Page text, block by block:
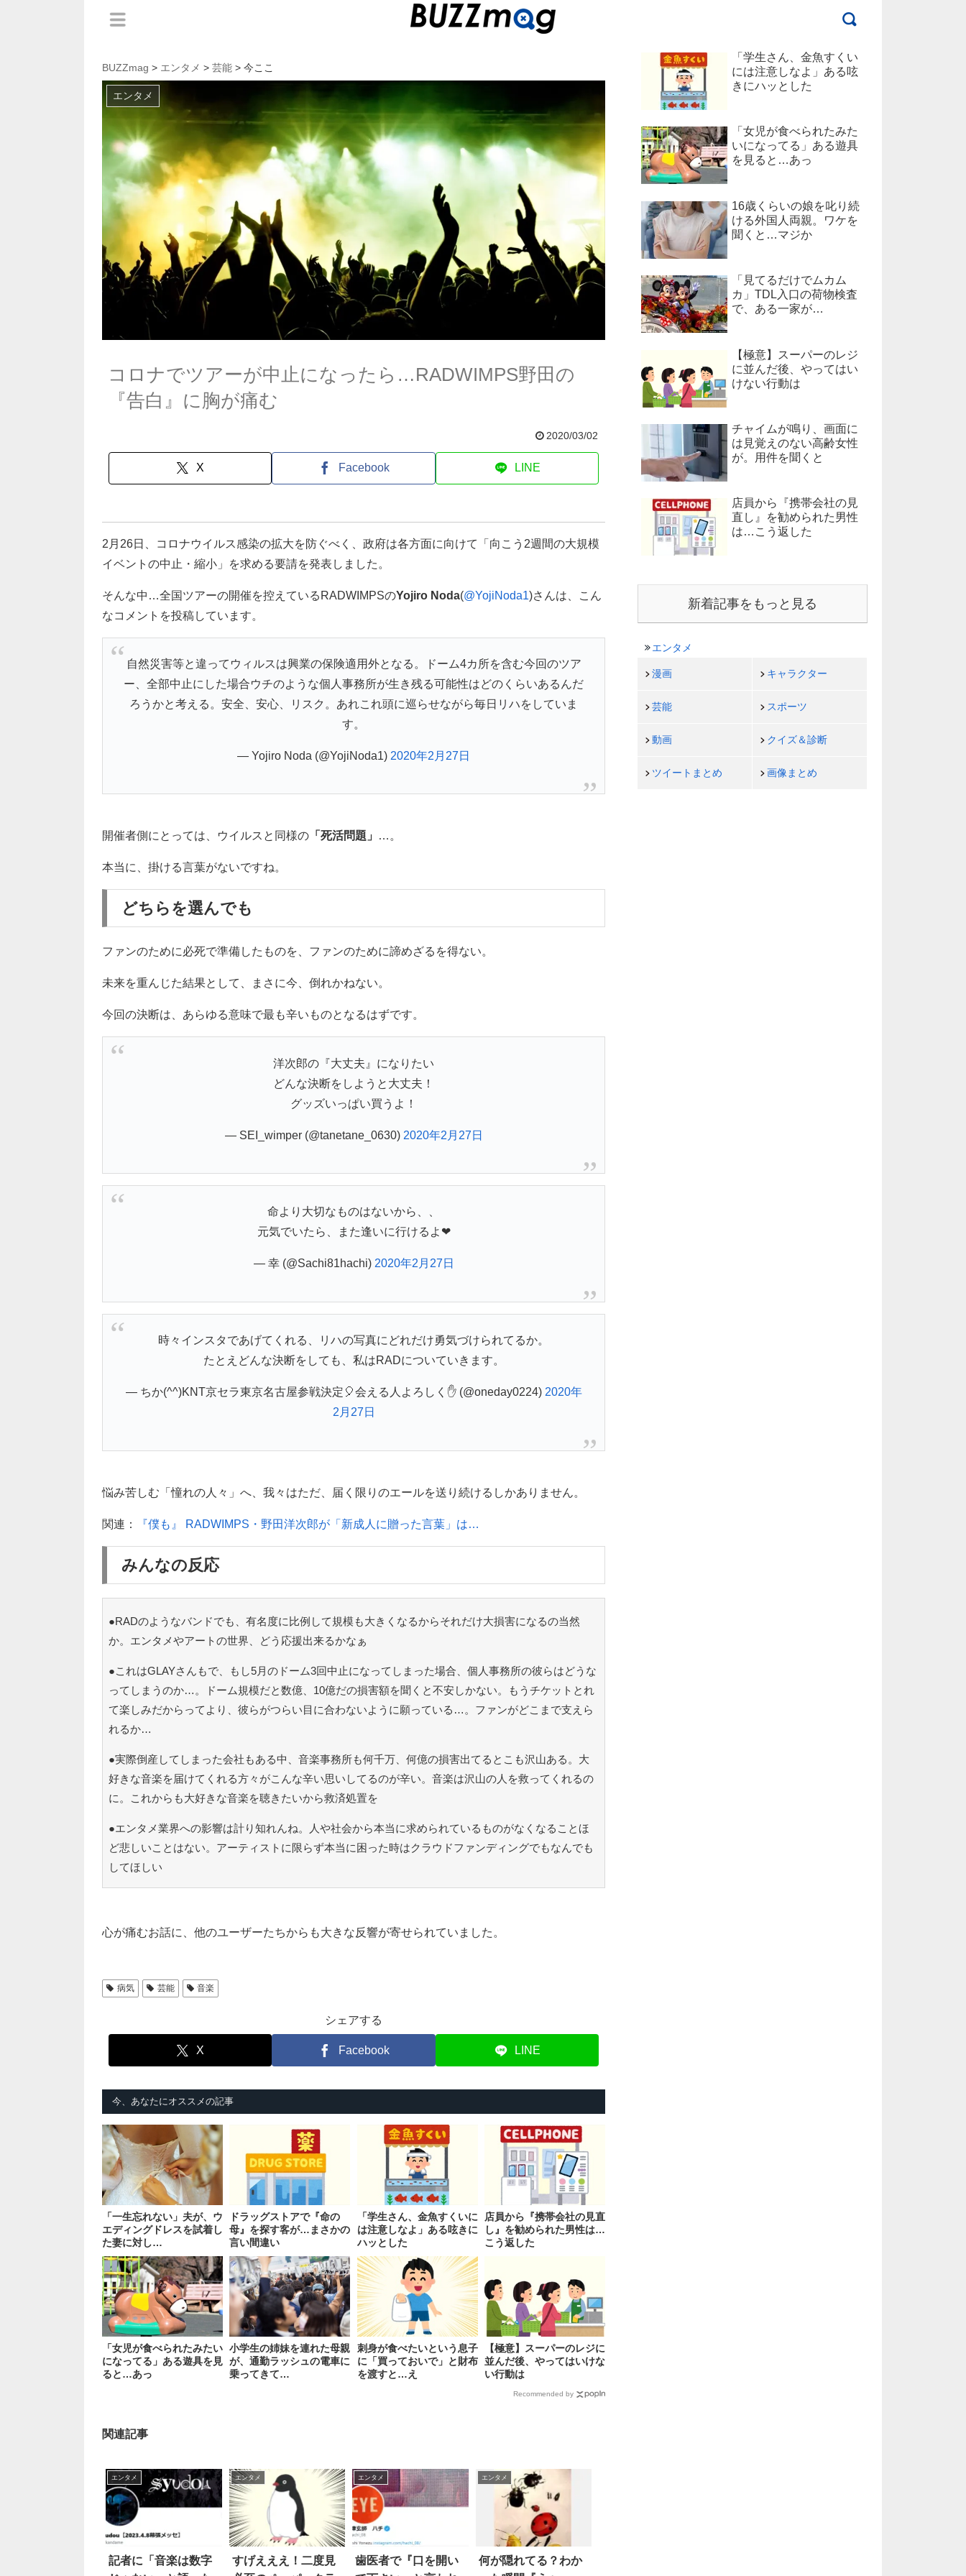
BUZZmag > エンタメ > 芸能 > 今ここ
エンタメ
コロナでツアーが中止になったら…RADWIMPS野田の
『告白』に胸が痛む
2020/03/02
X Facebook LINE
2月26日、コロナウイルス感染の拡大を防ぐべく、政府は各方面に向けて「向こう2週間の大規模
イベントの中止・縮小」を求める要請を発表しました。
そんな中…全国ツアーの開催を控えているRADWIMPSのYojiro Noda(@YojiNoda1)さんは、こん
なコメントを投稿しています。
自然災害等と違ってウィルスは興業の保険適用外となる。ドーム4カ所を含む今回のツア
ー、全部中止にした場合ウチのような個人事務所が生き残る可能性はどのくらいあるんだ
ろうかと考える。安全、安心、リスク。あれこれ頭に巡らせながら毎日リハをしていま
す。
— Yojiro Noda (@YojiNoda1) 2020年2月27日
開催者側にとっては、ウイルスと同様の 「死活問題」 …。
本当に、掛ける言葉がないですね。
どちらを選んでも
ファンのために必死で準備したものを、ファンのために諦めざるを得ない。
未来を重んじた結果として、まさに今、倒れかねない。
今回の決断は、あらゆる意味で最も辛いものとなるはずです。
洋次郎の『大丈夫』になりたい
どんな決断をしようと大丈夫！
グッズいっぱい買うよ！
— SEI_wimper (@tanetane_0630) 2020年2月27日
命より大切なものはないから、、
元気でいたら、また逢いに行けるよ❤︎
— 幸 (@Sachi81hachi) 2020年2月27日
時々インスタであげてくれる、リハの写真にどれだけ勇気づけられてるか。
たとえどんな決断をしても、私はRADについていきます。
— ちか(^^)KNT京セラ東京名古屋参戦決定🎈会える人よろしく✋ (@oneday0224) 2020年
2月27日
悩み苦しむ「憧れの人々」へ、我々はただ、届く限りのエールを送り続けるしかありません。
関連： 『僕も』 RADWIMPS・野田洋次郎が「新成人に贈った言葉」は…
みんなの反応
●RADのようなバンドでも、有名度に比例して規模も大きくなるからそれだけ大損害になるの当然
か。エンタメやアートの世界、どう応援出来るかなぁ
●これはGLAYさんもで、もし5月のドーム3回中止になってしまった場合、個人事務所の彼らはどうな
ってしまうのか…。ドーム規模だと数億、10億だの損害額を聞くと不安しかない。もうチケットとれ
て楽しみだからってより、彼らがつらい目に合わないように願っている…。ファンがどこまで支えら
れるか…
●実際倒産してしまった会社もある中、音楽事務所も何千万、何億の損害出てるとこも沢山ある。大
好きな音楽を届けてくれる方々がこんな辛い思いしてるのが辛い。音楽は沢山の人を救ってくれるの
に。これからも大好きな音楽を聴きたいから救済処置を
●エンタメ業界への影響は計り知れんね。人や社会から本当に求められているものがなくなることほ
ど悲しいことはない。アーティストに限らず本当に困った時はクラウドファンディングでもなんでも
してほしい
心が痛むお話に、他のユーザーたちからも大きな反響が寄せられていました。
病気 芸能 音楽
シェアする
X Facebook LINE
今、あなたにオススメの記事
「一生忘れない」夫が、ウ
エディングドレスを試着し
た妻に対し…
ドラッグストアで『命の
母』を探す客が…まさかの
言い間違い
「学生さん、金魚すくいに
は注意しなよ」ある呟きに
ハッとした
店員から『携帯会社の見直
し』を勧められた男性は…
こう返した
「女児が食べられたみたい
になってる」ある遊具を見
ると…あっ
小学生の姉妹を連れた母親
が、通勤ラッシュの電車に
乗ってきて…
刺身が食べたいという息子
に「買っておいで」と財布
を渡すと…え
【極意】スーパーのレジに
並んだ後、やってはいけな
い行動は
Recommended by
関連記事
エンタメ
記者に「音楽は数字
エンタメ
すげえええ！二度見
エンタメ
歯医者で『口を開い
エンタメ
何が隠れてる？わか
「学生さん、金魚すくい
には注意しなよ」ある呟
きにハッとした
「女児が食べられたみた
いになってる」ある遊具
を見ると…あっ
16歳くらいの娘を叱り続
ける外国人両親。ワケを
聞くと…マジか
「見てるだけでムカム
カ」TDL入口の荷物検査
で、ある一家が…
【極意】スーパーのレジ
に並んだ後、やってはい
けない行動は
チャイムが鳴り、画面に
は見覚えのない高齢女性
が。用件を聞くと
店員から『携帯会社の見
直し』を勧められた男性
は…こう返した
新着記事をもっと見る
エンタメ
漫画 キャラクター
芸能 スポーツ
動画 クイズ＆診断
ツイートまとめ 画像まとめ